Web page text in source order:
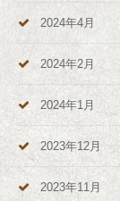
2024年4月
2024年2月
2024年1月
2023年12月
2023年11月